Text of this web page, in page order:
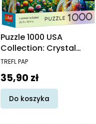
Puzzle 1000 USA
Collection: Crystal
Fairy
PRODUCENT
TREFL PAP
Cena
35,90 zł
Do koszyka